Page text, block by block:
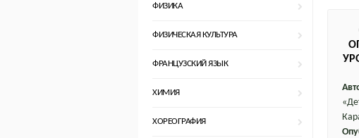
ФИЗИКА
ФИЗИЧЕСКАЯ КУЛЬТУРА
ФРАНЦУЗСКИЙ ЯЗЫК
ХИМИЯ
ХОРЕОГРАФИЯ